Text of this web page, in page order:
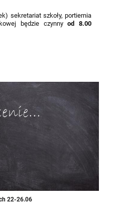
sekretariat szkoły, portiernia
będzie czynny od 8.00
22-26.06